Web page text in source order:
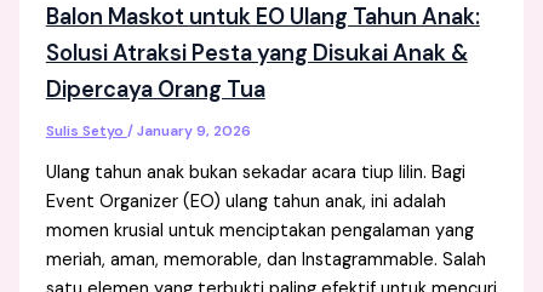
Balon Maskot untuk EO Ulang Tahun Anak:
Solusi Atraksi Pesta yang Disukai Anak &
Dipercaya Orang Tua
Sulis Setyo /January 9, 2026
Ulang tahun anak bukan sekadar acara tiup lilin. Bagi
Event Organizer (EO) ulang tahun anak, ini adalah
momen krusial untuk menciptakan pengalaman yang
meriah, aman, memorable, dan Instagrammable. Salah